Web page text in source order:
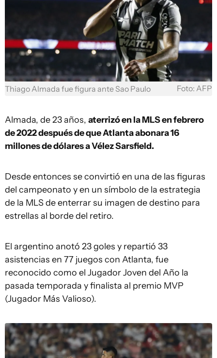
Thiago Almada fue figura ante Sao Paulo Foto: AFP
Almada, de 23 años, aterrizó en la MLS en febrero
de 2022 después de que Atlanta abonara 16
millones de dólares a Vélez Sarsfield.
Desde entonces se convirtió en una de las figuras
del campeonato y en un símbolo de la estrategia
de la MLS de enterrar su imagen de destino para
estrellas al borde del retiro.
El argentino anotó 23 goles y repartió 33
asistencias en 77 juegos con Atlanta, fue
reconocido como el Jugador Joven del Año la
pasada temporada y finalista al premio MVP
(Jugador Más Valioso).